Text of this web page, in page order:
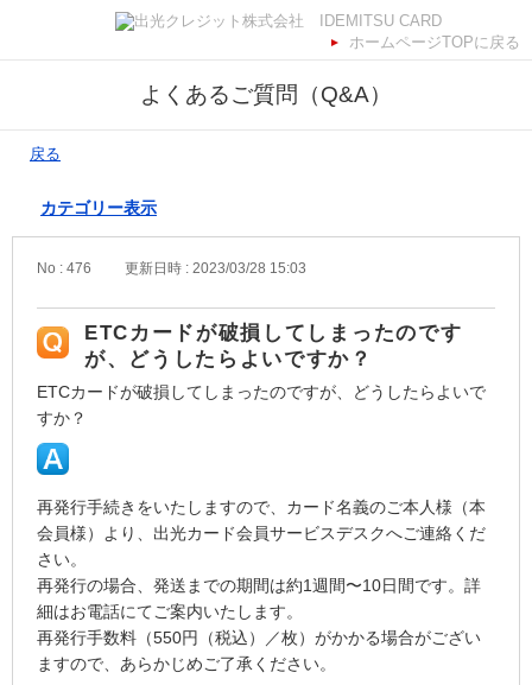
ホームページTOPに戻る
よくあるご質問（Q&A）
戻る
カテゴリー表示
No : 476 更新日時 : 2023/03/28 15:03
ETCカードが破損してしまったのです
が、どうしたらよいですか？
ETCカードが破損してしまったのですが、どうしたらよいで
すか？
再発行手続きをいたしますので、カード名義のご本人様（本
会員様）より、出光カード会員サービスデスクへご連絡くだ
さい。
再発行の場合、発送までの期間は約1週間〜10日間です。詳
細はお電話にてご案内いたします。
再発行手数料（550円（税込）／枚）がかかる場合がござい
ますので、あらかじめご了承ください。